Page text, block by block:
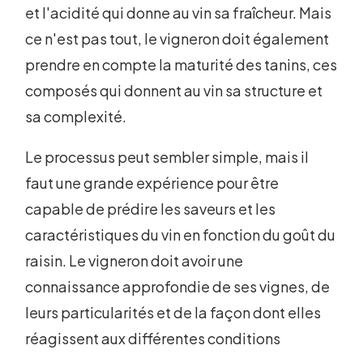
et l'acidité qui donne au vin sa fraîcheur. Mais
ce n'est pas tout, le vigneron doit également
prendre en compte la maturité des tanins, ces
composés qui donnent au vin sa structure et
sa complexité.
Le processus peut sembler simple, mais il
faut une grande expérience pour être
capable de prédire les saveurs et les
caractéristiques du vin en fonction du goût du
raisin. Le vigneron doit avoir une
connaissance approfondie de ses vignes, de
leurs particularités et de la façon dont elles
réagissent aux différentes conditions